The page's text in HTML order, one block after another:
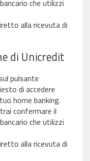
che utilizzi
alla ricevuta di
di Unicredit
pulsante
di accedere
home banking.
confermare il
che utilizzi
alla ricevuta di